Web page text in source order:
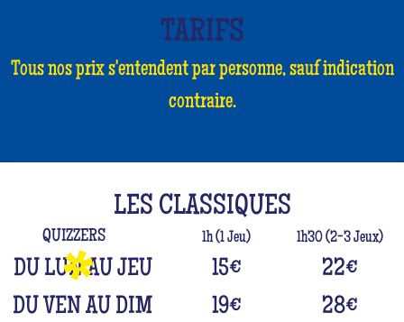
TARIFS
Tous nos prix s'entendent par personne, sauf indication
contraire.
LES CLASSIQUES
QUIZZERS 1h (1 Jeu) 1h30 (2-3 Jeux)
DU LUN AU JEU 15€ 22€
DU VEN AU DIM
19€ 28€